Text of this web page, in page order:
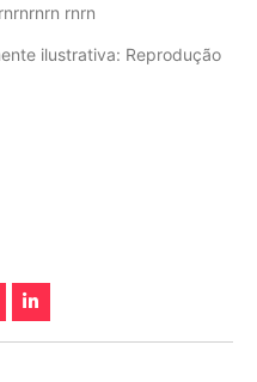
rnrn
ilustrativa: Reprodução